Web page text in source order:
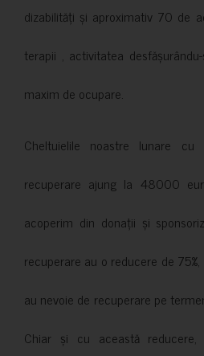
dizabilități și aproximativ 70 de
terapii , activitatea
maxim de ocupare.
Cheltuielile noastre lunare
recuperare ajung la 48000
acoperim din donații și
recuperare au o reducere de
au nevoie de recuperare pe
Chiar și cu această